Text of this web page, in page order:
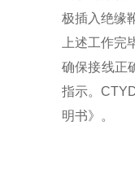
极插入绝缘
上述工作
确保接线正
指示。
明书》。